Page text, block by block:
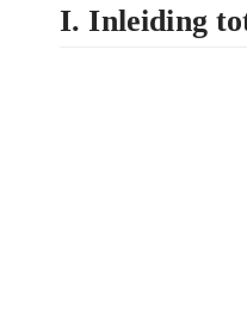
I. Inleiding